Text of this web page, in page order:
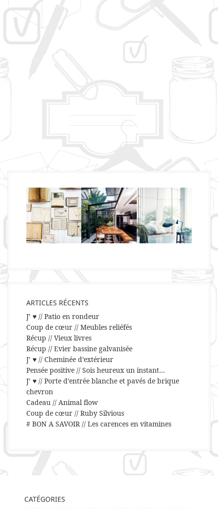
ARTICLES RÉCENTS
J’ ♥ // Patio en rondeur
Coup de cœur // Meubles reliéfés
Récup // Vieux livres
Récup // Evier bassine galvanisée
J’ ♥ // Cheminée d’extérieur
Pensée positive // Sois heureux un instant…
J’ ♥ // Porte d’entrée blanche et pavés de brique
chevron
Cadeau // Animal flow
Coup de cœur // Ruby Silvious
# BON A SAVOIR // Les carences en vitamines
CATÉGORIES